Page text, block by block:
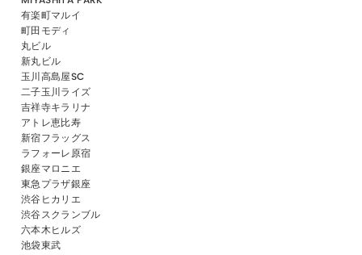
有楽町マルイ
町田モディ
丸ビル
新丸ビル
玉川高島屋SC
二子玉川ライズ
吉祥寺キラリナ
アトレ恵比寿
新宿フラッグス
ラフォーレ原宿
銀座マロニエ
東急プラザ銀座
渋谷ヒカリエ
渋谷スクランブル
六本木ヒルズ
池袋東武